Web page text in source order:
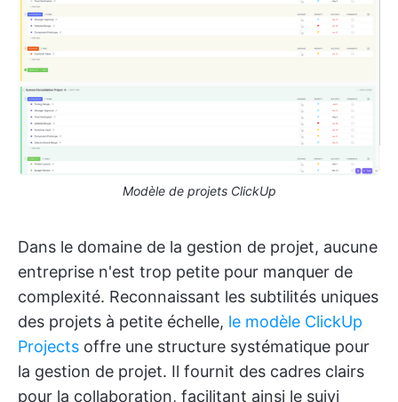
Modèle de projets ClickUp
Dans le domaine de la gestion de projet, aucune
entreprise n'est trop petite pour manquer de
complexité. Reconnaissant les subtilités uniques
des projets à petite échelle, le modèle ClickUp
Projects offre une structure systématique pour
la gestion de projet. Il fournit des cadres clairs
pour la collaboration, facilitant ainsi le suivi